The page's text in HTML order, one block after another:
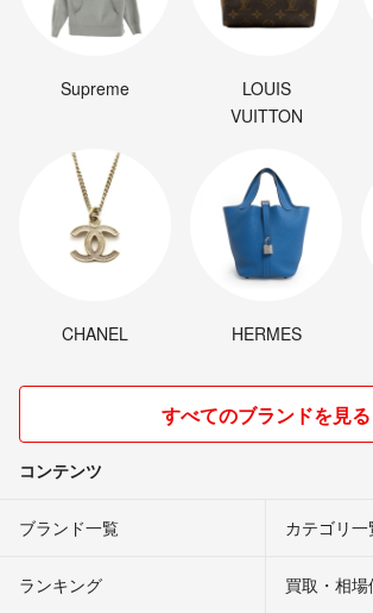
Supreme
LOUIS
VUITTON
CHANEL HERMES
すべてのブランドを見る
コンテンツ
ブランド一覧 カテゴリ一
ランキング 買取・相